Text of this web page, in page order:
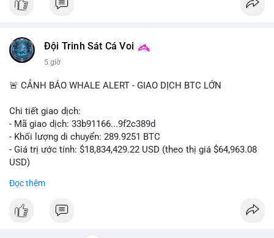
#dentabiome #badbreathsolution
Đội Trinh Sát Cá Voi
5 giờ
🚨 CẢNH BÁO WHALE ALERT - GIAO DỊCH BTC LỚN
Chi tiết giao dịch:
- Mã giao dịch: 33b91166...9f2c389d
- Khối lượng di chuyển: 289.9251 BTC
- Giá trị ước tính: $18,834,429.22 USD (theo thị giá $64,963.08
USD)
Khối lượng gần 290 BTC tương đương gần 19 triệu USD được
Đọc thêm